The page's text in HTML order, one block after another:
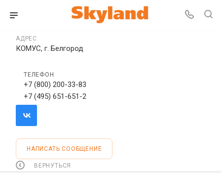
АДРЕС
КОМУС, г. Белгород
ТЕЛЕФОН
+7 (800) 200-33-83
+7 (495) 651-651-2
НАПИСАТЬ СООБЩЕНИЕ
ВЕРНУТЬСЯ